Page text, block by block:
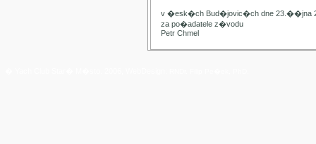
v �esk�ch Bud�jovic�ch dne 23.��jna
za po�adatele z�vodu
Petr Chmel